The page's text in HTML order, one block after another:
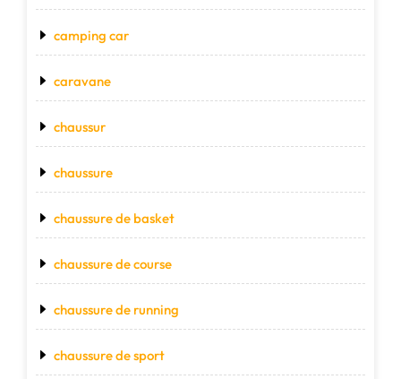
camping car
caravane
chaussur
chaussure
chaussure de basket
chaussure de course
chaussure de running
chaussure de sport